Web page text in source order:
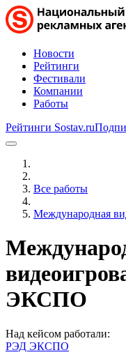
Новости
Рейтинги
Фестивали
Компании
Работы
Рейтинги Sostav.ru
Все работы
Международная
ЭКСПО
Над кейсом работали:
РЭД ЭКСПО